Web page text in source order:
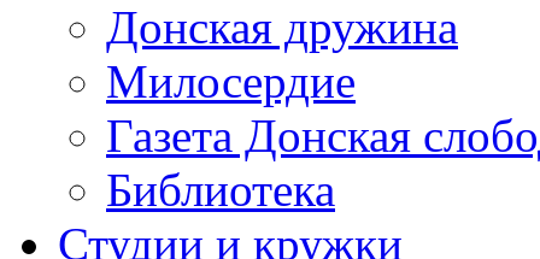
Донская дружина
Милосердие
Газета Донская
Библиотека
Студии и кружки